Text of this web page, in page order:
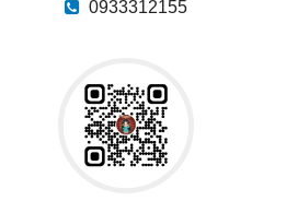
0933312155